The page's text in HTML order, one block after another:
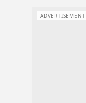
ADVERTISEMENT